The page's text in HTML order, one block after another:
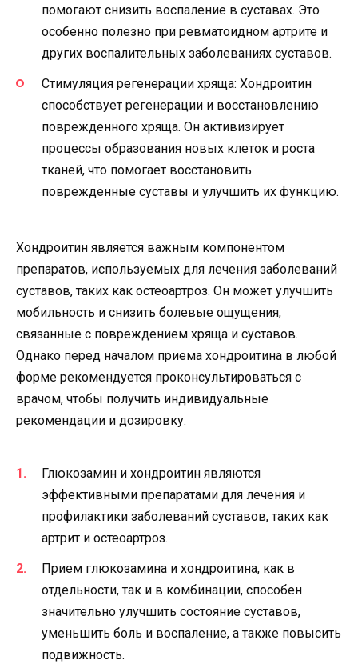
помогают снизить воспаление в суставах. Это
особенно полезно при ревматоидном артрите и
других воспалительных заболеваниях суставов.
Стимуляция регенерации хряща: Хондроитин
способствует регенерации и восстановлению
поврежденного хряща. Он активизирует
процессы образования новых клеток и роста
тканей, что помогает восстановить
поврежденные суставы и улучшить их функцию.
Хондроитин является важным компонентом
препаратов, используемых для лечения заболеваний
суставов, таких как остеоартроз. Он может улучшить
мобильность и снизить болевые ощущения,
связанные с повреждением хряща и суставов.
Однако перед началом приема хондроитина в любой
форме рекомендуется проконсультироваться с
врачом, чтобы получить индивидуальные
рекомендации и дозировку.
Глюкозамин и хондроитин являются
эффективными препаратами для лечения и
профилактики заболеваний суставов, таких как
артрит и остеоартроз.
Прием глюкозамина и хондроитина, как в
отдельности, так и в комбинации, способен
значительно улучшить состояние суставов,
уменьшить боль и воспаление, а также повысить
подвижность.